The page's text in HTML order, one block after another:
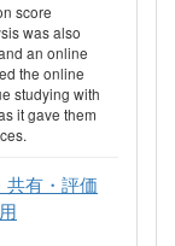
score
was also
an online
the online
studying with
it gave them
有・評価